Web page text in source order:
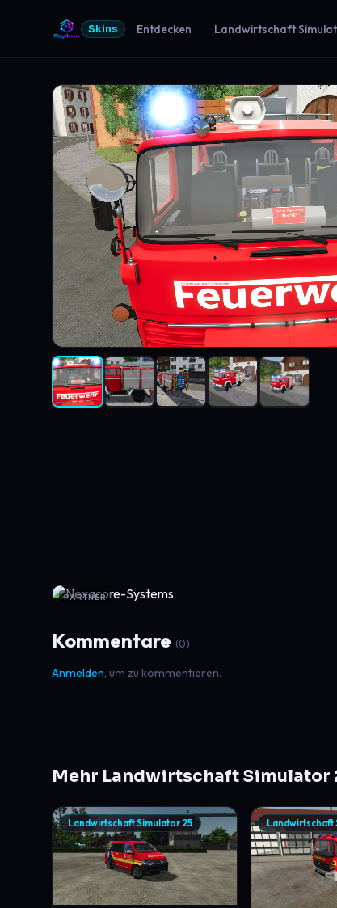
Skins Entdecken Landwirtschaft
PARTNER
Kommentare (0)
Anmelden, um zu kommentieren.
Mehr Landwirtschaft Simulator
Landwirtschaft Simulator 25 Landwirtschaft